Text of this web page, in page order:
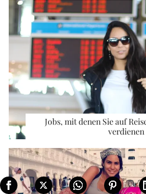
Jobs, mit denen Sie auf